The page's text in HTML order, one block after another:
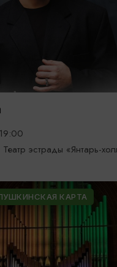
Театр эстрады «Янтарь-
КАРТА